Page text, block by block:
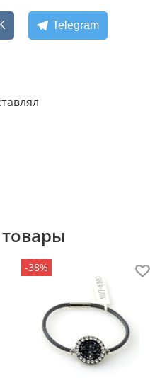
Telegram
-38%